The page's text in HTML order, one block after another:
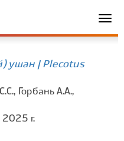
ушан | Plecotus
Горбань А.А.,
г.